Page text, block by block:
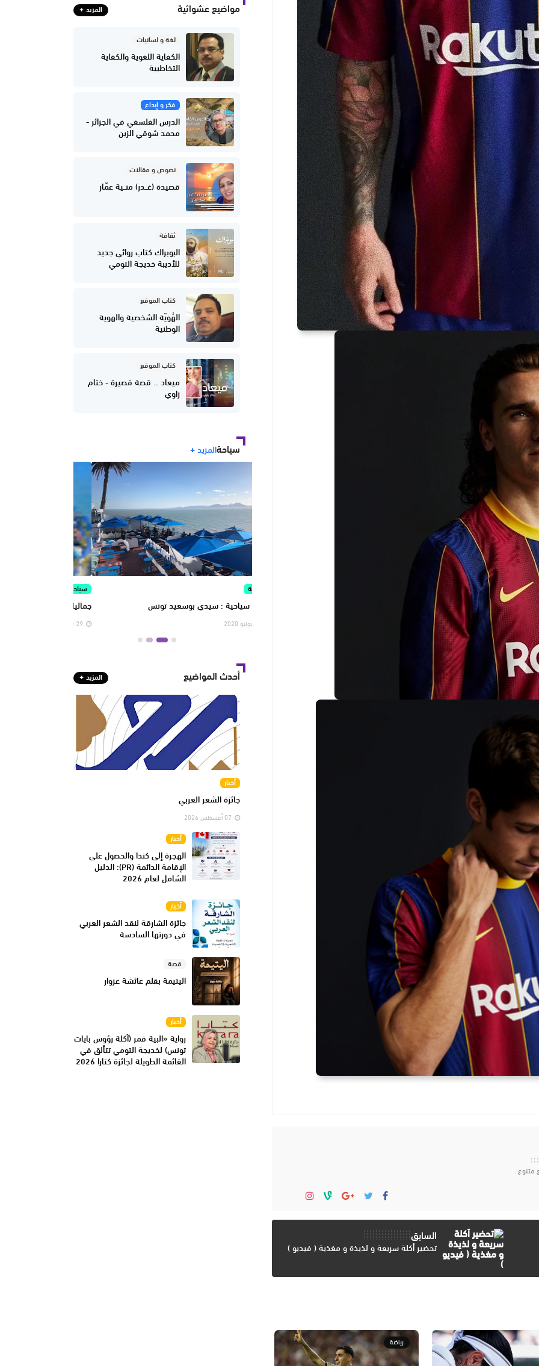
.
السابق
تحضير أكلة سريعة و لذيذة و مغذية ( فيديو )
رياضة
مواضيع عشوائية المزيد
لغة و لسانيات
الكفاية اللغوية والكفاية
التخاطبية
فكر و إبداع
الدرس الفلسفي في الجزائر -
محمد شوقي الزين
نصوص و مقالات
قصيدة (غــدر) منــية عمّار
ثقافة
البوبراك كتاب روائي جديد
للأديبة خديجة التومي
كتاب الموقع
الهُويّة الشخصية والهوية
الوطنية
كتاب الموقع
ميعاد .. قصة قصيرة - ختام
زاوي
سياحةالمزيد
و الإجراءات
سياحة
جماليات سياحية متنوعة
29 يوليو 2020
أحدث المواضيع المزيد
أخبار
جائزة الشعر العربي
07 أغسطس 2026
أخبار
الهجرة إلى كندا والحصول على
الإقامة الدائمة (PR): الدليل
الشامل لعام 2026
أخبار
جائزة الشارقة لنقد الشعر العربي
في دورتها السادسة
قصة
اليتيمة بقلم عائشة عزوار
أخبار
رواية «البية قمر (آكلة رؤوس بايات
تونس) لخديجة التومي تتألق في
القائمة الطويلة لجائزة كتارا 2026